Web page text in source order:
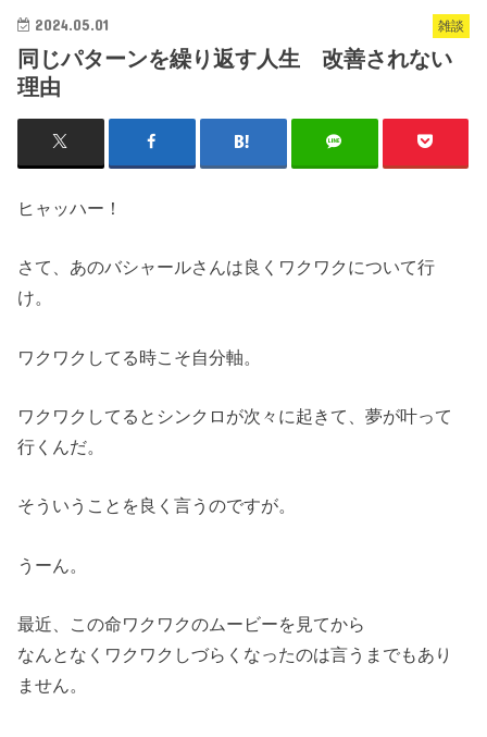
雑談
2024.05.01
同じパターンを繰り返す人生 改善されない
理由
ヒャッハー！
さて、あのバシャールさんは良くワクワクについて行
け。
ワクワクしてる時こそ自分軸。
ワクワクしてるとシンクロが次々に起きて、夢が叶って
行くんだ。
そういうことを良く言うのですが。
うーん。
最近、この命ワクワクのムービーを見てから
なんとなくワクワクしづらくなったのは言うまでもあり
ません。